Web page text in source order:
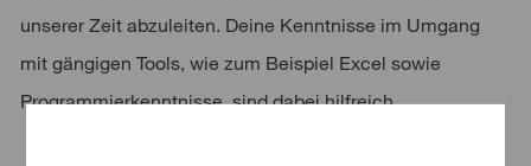
unserer Zeit abzuleiten. Deine Kenntnisse im Umgang
mit gängigen Tools, wie zum Beispiel Excel sowie
Programmierkenntnisse, sind dabei hilfreich.